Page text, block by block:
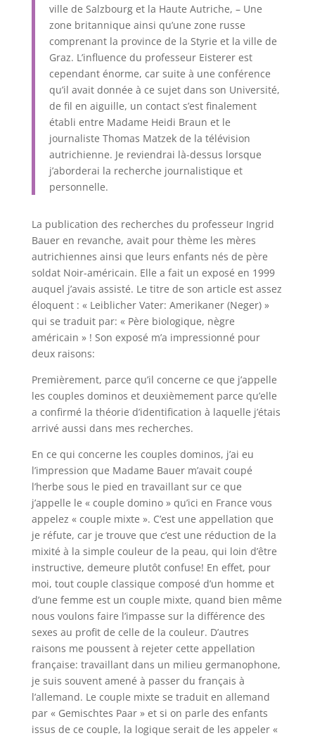
ville de Salzbourg et la Haute Autriche, – Une
zone britannique ainsi qu’une zone russe
comprenant la province de la Styrie et la ville de
Graz. L’influence du professeur Eisterer est
cependant énorme, car suite à une conférence
qu’il avait donnée à ce sujet dans son Université,
de fil en aiguille, un contact s’est finalement
établi entre Madame Heidi Braun et le
journaliste Thomas Matzek de la télévision
autrichienne. Je reviendrai là-dessus lorsque
j’aborderai la recherche journalistique et
personnelle.
La publication des recherches du professeur Ingrid
Bauer en revanche, avait pour thème les mères
autrichiennes ainsi que leurs enfants nés de père
soldat Noir-américain. Elle a fait un exposé en 1999
auquel j’avais assisté. Le titre de son article est assez
éloquent : « Leiblicher Vater: Amerikaner (Neger) »
qui se traduit par: « Père biologique, nègre
américain » ! Son exposé m’a impressionné pour
deux raisons:
Premièrement, parce qu’il concerne ce que j’appelle
les couples dominos et deuxièmement parce qu’elle
a confirmé la théorie d’identification à laquelle j’étais
arrivé aussi dans mes recherches.
En ce qui concerne les couples dominos, j’ai eu
l’impression que Madame Bauer m’avait coupé
l’herbe sous le pied en travaillant sur ce que
j’appelle le « couple domino » qu’ici en France vous
appelez « couple mixte ». C’est une appellation que
je réfute, car je trouve que c’est une réduction de la
mixité à la simple couleur de la peau, qui loin d’être
instructive, demeure plutôt confuse! En effet, pour
moi, tout couple classique composé d’un homme et
d’une femme est un couple mixte, quand bien même
nous voulons faire l’impasse sur la différence des
sexes au profit de celle de la couleur. D’autres
raisons me poussent à rejeter cette appellation
française: travaillant dans un milieu germanophone,
je suis souvent amené à passer du français à
l’allemand. Le couple mixte se traduit en allemand
par « Gemischtes Paar » et si on parle des enfants
issus de ce couple, la logique serait de les appeler «